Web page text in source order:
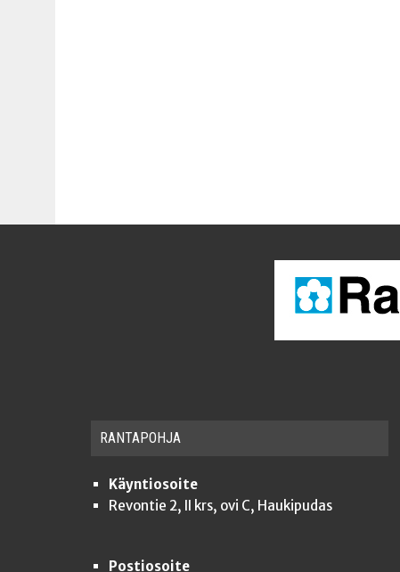
RAN­TA­POH­JA
Käyntiosoite
Revontie 2, II krs, ovi C, Haukipudas
Postiosoite